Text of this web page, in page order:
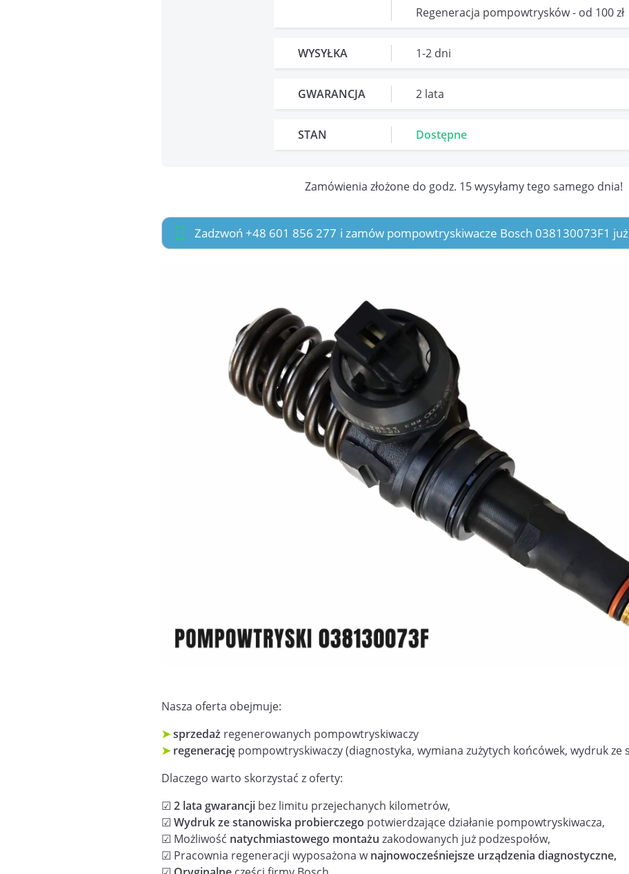
Regeneracja pompowtrysków - od 100 zł
WYSYŁKA 1-2 dni
GWARANCJA 2 lata
STAN Dostępne
Zamówienia złożone do godz. 15 wysyłamy tego samego dnia!
Zadzwoń +48 601 856 277 i zamów pompowtryskiwacze Bosch 038130073F1
Nasza oferta obejmuje:
➤sprzedaż regenerowanych pompowtryskiwaczy
➤regenerację pompowtryskiwaczy (diagnostyka, wymiana zużytych końcówek, wydruk ze
Dlaczego warto skorzystać z oferty:
☑ 2 lata gwarancji bez limitu przejechanych kilometrów,
☑ Wydruk ze stanowiska probierczego potwierdzające działanie pompowtryskiwacza,
☑ Możliwość natychmiastowego montażu zakodowanych już podzespołów,
☑ Pracownia regeneracji wyposażona w najnowocześniejsze urządzenia diagnostyczne,